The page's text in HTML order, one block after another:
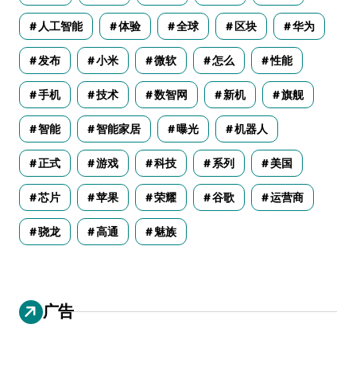
人工智能 体验 全球 区块 华为
发布 小米 微软 怎么 性能
手机 技术 数智网 新机 旗舰
智能 智能家居 曝光 机器人
正式 游戏 科技 系列 美国
芯片 苹果 荣耀 谷歌 运营商
骁龙 高通 魅族
广告